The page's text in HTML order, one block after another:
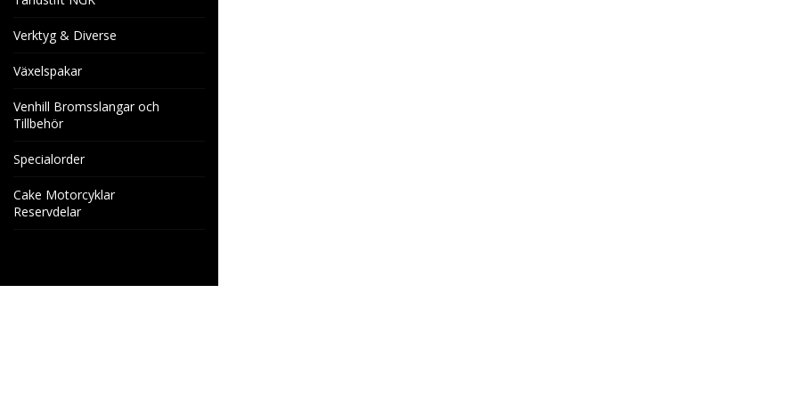
Verktyg & Diverse
Växelspakar
Venhill Bromsslangar och
Tillbehör
Specialorder
Cake Motorcyklar
Reservdelar